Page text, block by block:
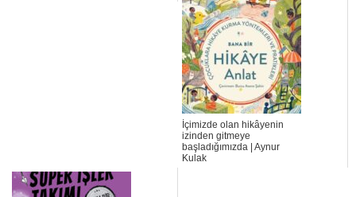
İçimizde olan hikâyenin
izinden gitmeye
başladığımızda | Aynur
Kulak